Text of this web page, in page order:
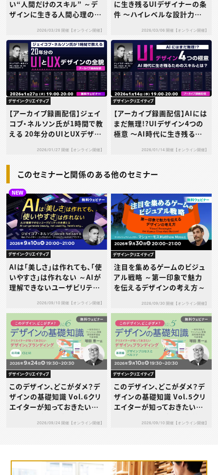
い“人間だけのスキル” ～デ
ザインに生きる人間心理の力
2026/03/26 開催【オンライン開催】
に生き残るUIデザイナーの条
件 〜ハイレベルな設計力
2026/03/06 開催【オンライン開催】
デザイン・クリエイティブ
【アーカイブ録画配信】ジェイ
コブ・ネルソン氏が1時間で教
える 20年分のUIとUXデザイ
2026/01/27 開催【オンライン開催】
デザイン・クリエイティブ
【アーカイブ録画配信】AIには
まだ無理!?UIデザイン4つの
極意 〜AI時代に生き残るた
2026/01/14 開催【オンライン開催】
このセミナーと関係のある他のセミナー
NEW
デザイン・クリエイティブ
AIは「美しさ」は作れても、「使
いやすさ」は作れない ～AIが
理解できないユーザビリティ
2026/09/10 開催【オンライン開催】
デザイン・クリエイティブ
注目を集めるゲームのビジュ
アル戦略 ～第一印象で魅力
を伝えるデザインの考え方～
2026/09/30 開催【オンライン開催】
デザイン・クリエイティブ
このデザイン、どこがダメ？デ
ザインの基礎知識 Vol.6クリ
エイターが知っておきたいデ
ザインとブランディング［応用
編］～CIとVI～2026/09/24 開催【オンライン開催】
デザイン・クリエイティブ
このデザイン、どこがダメ？デ
ザインの基礎知識 Vol.5クリ
エイターが知っておきたいデ
ザインとブランディング［基礎
編］～デザインプロセスとペ
2026/09/10 開催【オンライン開催】